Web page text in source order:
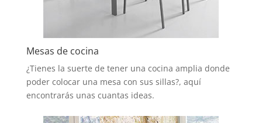
Mesas de cocina
¿Tienes la suerte de tener una cocina amplia donde
poder colocar una mesa con sus sillas?, aquí
encontrarás unas cuantas ideas.